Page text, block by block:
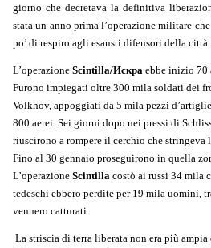
giorno che decretava la definitiva
stata un anno prima l’operazione militare
po’ di respiro agli esausti difensori della città.
L’operazione Scintilla/Искра ebbe inizio 70
Furono impiegati oltre 300 mila soldati dei
Volkhov, appoggiati da 5 mila pezzi
800 aerei. Sei giorni dopo nei pressi di
riuscirono a rompere il cerchio che stringeva
Fino al 30 gennaio proseguirono in quella
L’operazione Scintilla costò ai russi 34 mila
tedeschi ebbero perdite per 19 mila uomini,
vennero catturati.
La striscia di terra liberata non era più